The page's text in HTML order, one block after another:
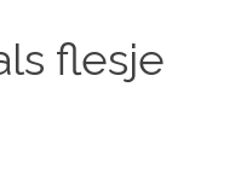
flesje